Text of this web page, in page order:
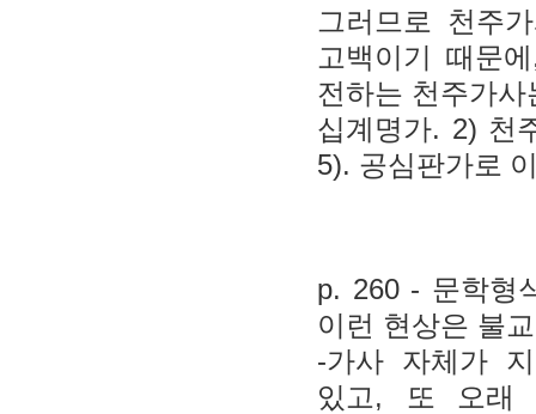
그러므로 천주
고백이기 때문에
전하는 천주가
십계명가. 2) 천
5). 공심판가로
p. 260 - 문학형
이런 현상은 불
-가사 자체가
있고 ,
또 오래